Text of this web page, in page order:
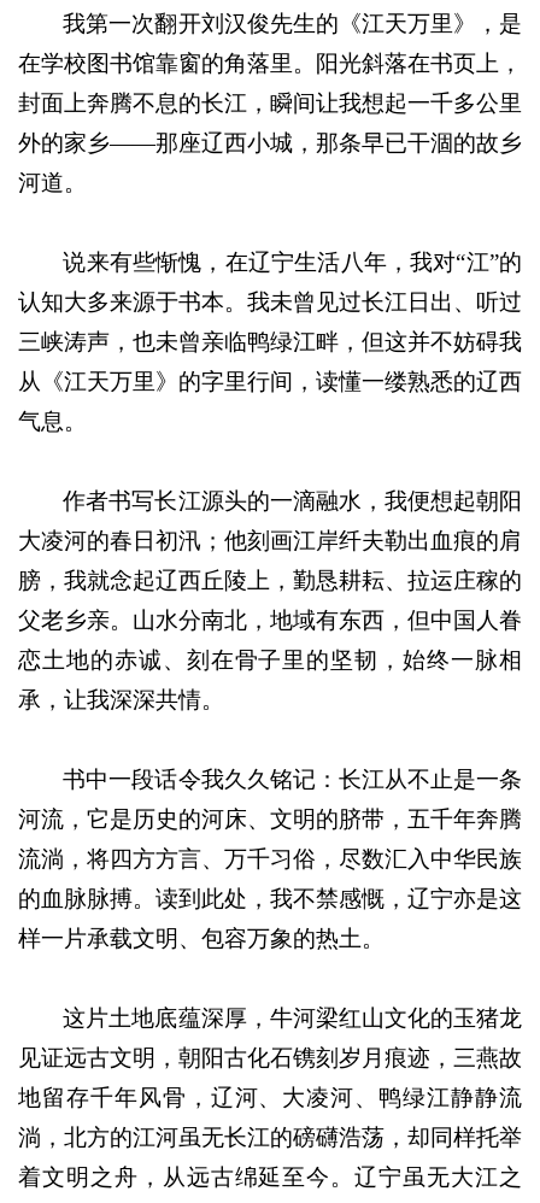
我第一次翻开刘汉俊先生的《江天万里》，是
在学校图书馆靠窗的角落里。阳光斜落在书页上，
封面上奔腾不息的长江，瞬间让我想起一千多公里
外的家乡——那座辽西小城，那条早已干涸的故乡
河道。
说来有些惭愧，在辽宁生活八年，我对“江”的
认知大多来源于书本。我未曾见过长江日出、听过
三峡涛声，也未曾亲临鸭绿江畔，但这并不妨碍我
从《江天万里》的字里行间，读懂一缕熟悉的辽西
气息。
作者书写长江源头的一滴融水，我便想起朝阳
大凌河的春日初汛；他刻画江岸纤夫勒出血痕的肩
膀，我就念起辽西丘陵上，勤恳耕耘、拉运庄稼的
父老乡亲。山水分南北，地域有东西，但中国人眷
恋土地的赤诚、刻在骨子里的坚韧，始终一脉相
承，让我深深共情。
书中一段话令我久久铭记：长江从不止是一条
河流，它是历史的河床、文明的脐带，五千年奔腾
流淌，将四方方言、万千习俗，尽数汇入中华民族
的血脉脉搏。读到此处，我不禁感慨，辽宁亦是这
样一片承载文明、包容万象的热土。
这片土地底蕴深厚，牛河梁红山文化的玉猪龙
见证远古文明，朝阳古化石镌刻岁月痕迹，三燕故
地留存千年风骨，辽河、大凌河、鸭绿江静静流
淌，北方的江河虽无长江的磅礴浩荡，却同样托举
着文明之舟，从远古绵延至今。辽宁虽无大江之